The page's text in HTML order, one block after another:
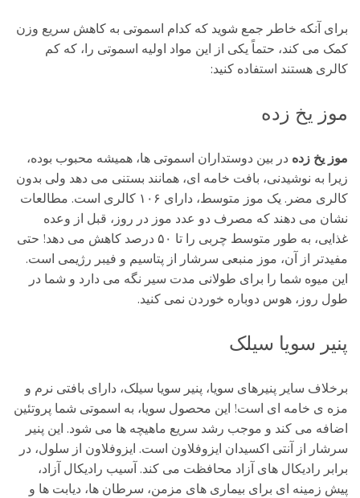
برای آنکه خاطر جمع شوید که کدام اسموتی به کاهش سریع وزن
کمک می کند، حتماً یکی از این مواد اولیه اسموتی را، که کم
کالری هستند استفاده کنید:
موز یخ زده
موز یخ زده در بین دوستداران اسموتی ها، همیشه محبوب بوده،
زیرا به نوشیدنی، بافت خامه ای، همانند بستنی می دهد ولی بدون
کالری مضر. یک موز متوسط، دارای ۱۰۶ کالری است. مطالعات
نشان می دهند که مصرف دو عدد موز در روز، قبل از وعده
غذایی، به طور متوسط چربی را تا ۵۰ درصد کاهش می دهد! حتی
مفیدتر از آن، موز منبعی سرشار از پتاسیم و فیبر رژیمی است.
این میوه شما را برای طولانی مدت سیر نگه می دارد و شما در
طول روز، هوس دوباره خوردن نمی کنید.
پنیر سویا سیلک
برخلاف سایر پنیرهای سویا، پنیر سویا سیلک، دارای بافتی نرم و
مزه ی خامه ای است! این محصول سویا، به اسموتی شما پروتئین
اضافه می کند و موجب رشد سریع ماهیچه ها می شود. این پنیر
سرشار از آنتی اکسیدان ایزوفلاون است. ایزوفلاون از سلول، در
برابر رادیکال های آزاد محافظت می کند. آسیب رادیکال آزاد،
پیش زمینه ای برای بیماری های مزمن، سرطان ها، دیابت ها و